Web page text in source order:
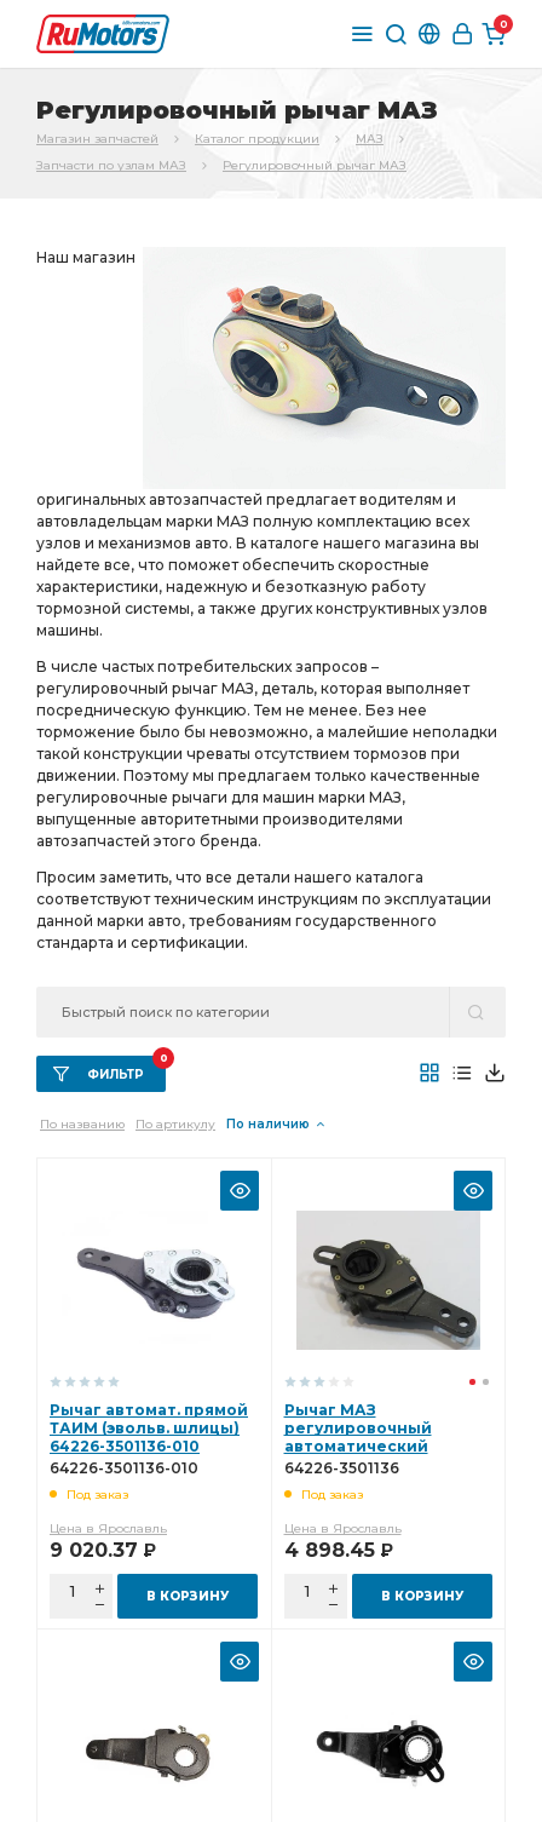
0
Регулировочный рычаг МАЗ
Магазин запчастей Каталог продукции
МАЗ
Запчасти по узлам МАЗ
Регулировочный рычаг МАЗ
Наш магазин
оригинальных автозапчастей предлагает водителям и
автовладельцам марки МАЗ полную комплектацию всех
узлов и механизмов авто. В каталоге нашего магазина вы
найдете все, что поможет обеспечить скоростные
характеристики, надежную и безотказную работу
тормозной системы, а также других конструктивных узлов
машины.
В числе частых потребительских запросов –
регулировочный рычаг МАЗ, деталь, которая выполняет
посредническую функцию. Тем не менее. Без нее
торможение было бы невозможно, а малейшие неполадки
такой конструкции чреваты отсутствием тормозов при
движении. Поэтому мы предлагаем только качественные
регулировочные рычаги для машин марки МАЗ,
выпущенные авторитетными производителями
автозапчастей этого бренда.
Просим заметить, что все детали нашего каталога
соответствуют техническим инструкциям по эксплуатации
данной марки авто, требованиям государственного
стандарта и сертификации.
ФИЛЬТР
0
По названию По артикулу По наличию
Рычаг автомат. прямой
ТАИМ (эвольв. шлицы)
64226-3501136-010
64226-3501136-010
Под заказ
Цена в Ярославль
9 020.37 Р
В КОРЗИНУ
Рычаг МАЗ
регулировочный
автоматический
прямой (а) 64226-3501136
64226-3501136
Под заказ
Цена в Ярославль
4 898.45 Р
В КОРЗИНУ